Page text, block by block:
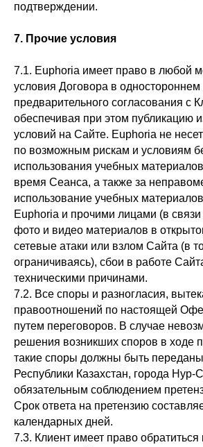
подтверждении.
7. Прочие условия
7.1. Euphoria имеет право в любой
условия Договора в одностороннем
предварительного согласования с
обеспечивая при этом публикацию
условий на Сайте. Euphoria не несет
по возможным рискам и условиям
использования учебных
время Сеанса, а также за
использование учебных
Euphoria и прочими лицами (в связи
фото и видео материалов в
сетевые атаки или взлом Сайта (в
ограничиваясь), сбои в работе
техническими причинами.
7.2. Все споры и разногласия,
правоотношений по настоящей
путем переговоров. В случае
решения возникших споров в ходе
такие споры должны быть
Республики Казахстан, города Нур-
обязательным соблюдением
Срок ответа на претензию
календарных дней.
7.3. Клиент имеет право обратиться